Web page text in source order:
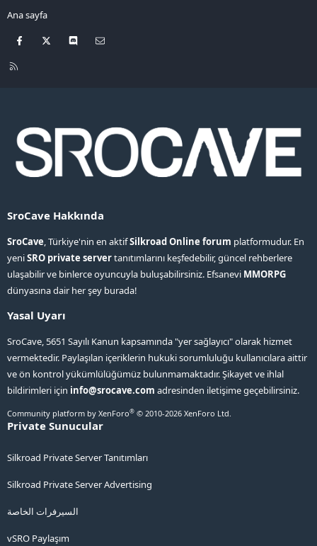
Ana sayfa
Facebook Discord
R
SroCave Hakkında
SroCave, Türkiye'nin en aktifSilkroad Online forum platformudur. En
yeniSRO private servertanıtımlarını keşfedebilir, güncel rehberlere
ulaşabilir ve binlerce oyuncuyla buluşabilirsiniz. Efsanevi MMORPG
dünyasına dair her şey burada!
Yasal Uyarı
SroCave, 5651 Sayılı Kanun kapsamında "yer sağlayıcı" olarak hizmet
vermektedir. Paylaşılan içeriklerin hukuki sorumluluğu kullanıcılara aittir
ve ön kontrol yükümlülüğümüz bulunmamaktadır. Şikayet ve ihlal
bildirimleri için info@srocave.com adresinden iletişime geçebilirsiniz.
Community platform by XenForo® © 2010-2026 XenForo Ltd.
Private Sunucular
Silkroad Private Server Tanıtımları
Silkroad Private Server Advertising
السيرفرات الخاصة
vSRO Paylaşım